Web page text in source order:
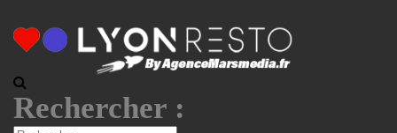
Rechercher :